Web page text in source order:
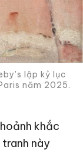
lập kỷ lục
năm 2025.
khắc
này